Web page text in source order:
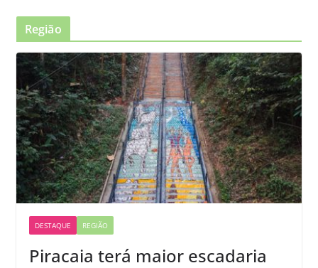
Região
DESTAQUE REGIÃO
Piracaia terá maior escadaria